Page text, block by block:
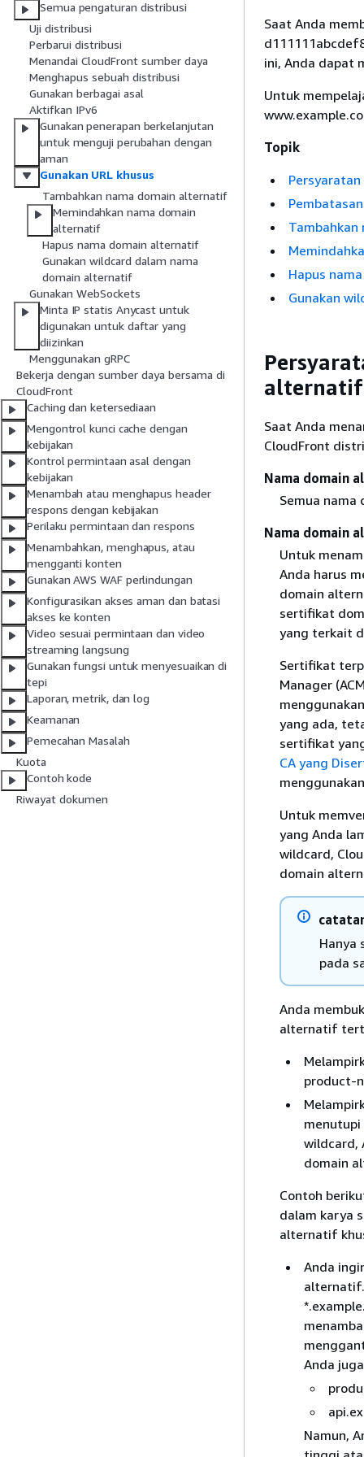
Semua pengaturan distribusi
Uji distribusi
Perbarui distribusi
Menandai CloudFront sumber daya
Menghapus sebuah distribusi
Gunakan berbagai asal
Aktifkan IPv6
Gunakan penerapan berkelanjutan
untuk menguji perubahan dengan
aman
Gunakan URL khusus
Tambahkan nama domain alternatif
Memindahkan nama domain
alternatif
Hapus nama domain alternatif
Gunakan wildcard dalam nama
domain alternatif
Gunakan WebSockets
Minta IP statis Anycast untuk
digunakan untuk daftar yang
diizinkan
Menggunakan gRPC
Bekerja dengan sumber daya bersama di
CloudFront
Caching dan ketersediaan
Mengontrol kunci cache dengan
kebijakan
Kontrol permintaan asal dengan
kebijakan
Menambah atau menghapus header
respons dengan kebijakan
Perilaku permintaan dan respons
Menambahkan, menghapus, atau
mengganti konten
Gunakan AWS WAF perlindungan
Konfigurasikan akses aman dan batasi
akses ke konten
Video sesuai permintaan dan video
streaming langsung
Gunakan fungsi untuk menyesuaikan di
tepi
Laporan, metrik, dan log
Keamanan
Pemecahan Masalah
Kuota
Contoh kode
Riwayat dokumen
Saat Anda
ini, Anda dapat
Untuk
Topik
Hapus
Gunakan
alternatif
Saat Anda
CloudFront
Nama domain
Semua
Nama domain
Untuk
Anda harus
domain
sertifikat
yang terkait
Sertifikat
Manager
yang ada,
sertifikat
CA yang
Untuk
yang Anda
wildcard,
domain
Hanya
pada
Anda
alternatif
product-
wildcard,
domain
Contoh
dalam karya
alternatif
Anda
Anda
Namun,